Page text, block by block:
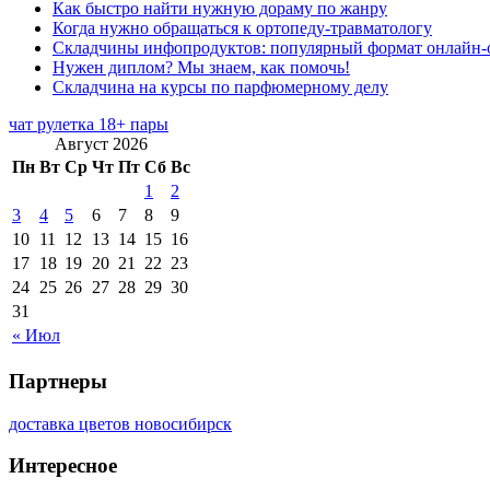
Как быстро найти нужную дораму по жанру
Когда нужно обращаться к ортопеду-травматологу
Складчины инфопродуктов: популярный формат онлайн-
Нужен диплом? Мы знаем, как помочь!
Складчина на курсы по парфюмерному делу
чат рулетка 18+ пары
Август 2026
Пн Вт Ср Чт Пт Сб Вс
« Июл
1
2
3
4 5 6 7 8
9
10 11 12 13 14 15 16
17 18 19 20 21 22 23
24 25 26 27 28 29 30
31
Партнеры
доставка цветов новосибирск
Интересное